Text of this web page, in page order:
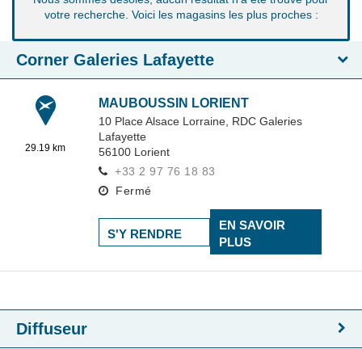
votre recherche. Voici les magasins les plus proches :
Corner Galeries Lafayette
29.19 km
MAUBOUSSIN LORIENT
10 Place Alsace Lorraine, RDC Galeries
Lafayette
56100 Lorient
+33 2 97 76 18 83
Fermé
EN SAVOIR
PLUS
S'Y RENDRE
Diffuseur